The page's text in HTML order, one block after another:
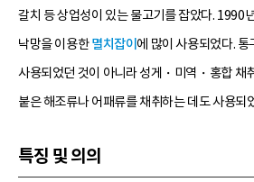
갈치 등 상업성이 있는 물고기를 잡았다. 1990
낙망을 이용한멸치잡이 에 많이 사용되었다.
사용되었던 것이 아니라 성게・미역・홍합 채
붙은 해조류나 어패류를 채취하는 데도 사용되
특징 및 의의